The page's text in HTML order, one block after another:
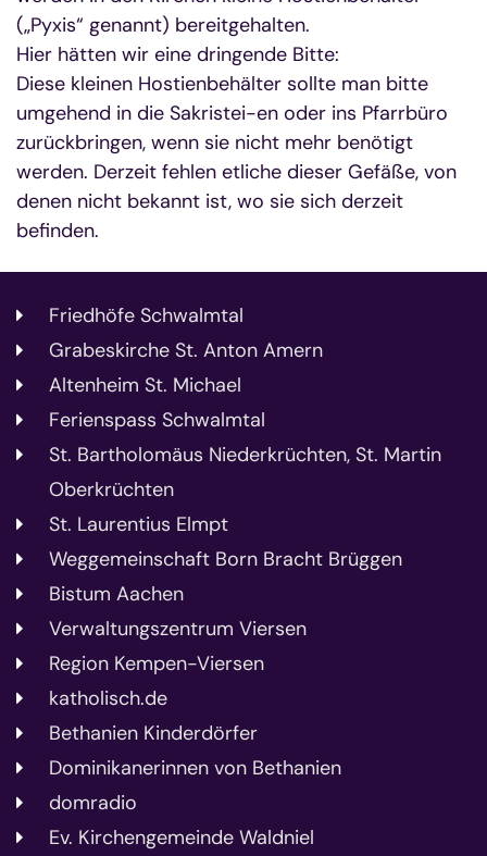
(„Pyxis“ genannt) bereitgehalten.
Hier hätten wir eine dringende Bitte:
Diese kleinen Hostienbehälter sollte man bitte
umgehend in die Sakristei-en oder ins Pfarrbüro
zurückbringen, wenn sie nicht mehr benötigt
werden. Derzeit fehlen etliche dieser Gefäße, von
denen nicht bekannt ist, wo sie sich derzeit
befinden.
Friedhöfe Schwalmtal
Grabeskirche St. Anton Amern
Altenheim St. Michael
Ferienspass Schwalmtal
St. Bartholomäus Niederkrüchten, St. Martin
Oberkrüchten
St. Laurentius Elmpt
Weggemeinschaft Born Bracht Brüggen
Bistum Aachen
Verwaltungszentrum Viersen
Region Kempen-Viersen
katholisch.de
Bethanien Kinderdörfer
Dominikanerinnen von Bethanien
domradio
Ev. Kirchengemeinde Waldniel